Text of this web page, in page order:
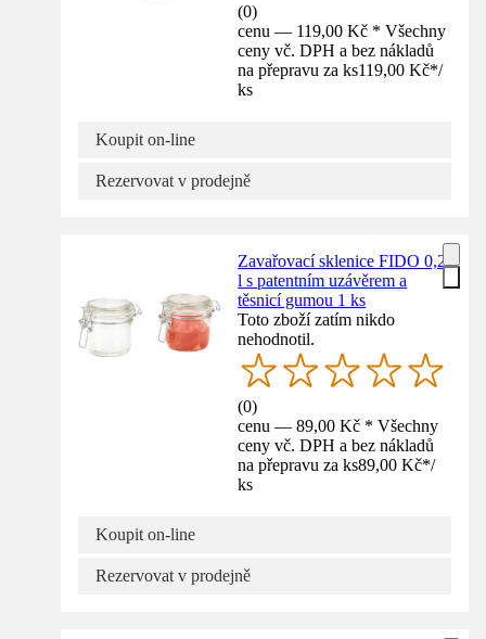
(0)
cenu — 119,00 Kč * Všechny
ceny vč. DPH a bez nákladů
na přepravu za ks119,00 Kč*/
ks
Koupit on-line
Rezervovat v prodejně
Zavařovací sklenice FIDO 0,2
l s patentním uzávěrem a
těsnicí gumou 1 ks
Toto zboží zatím nikdo
nehodnotil.
(0)
cenu — 89,00 Kč * Všechny
ceny vč. DPH a bez nákladů
na přepravu za ks89,00 Kč*/
ks
Koupit on-line
Rezervovat v prodejně